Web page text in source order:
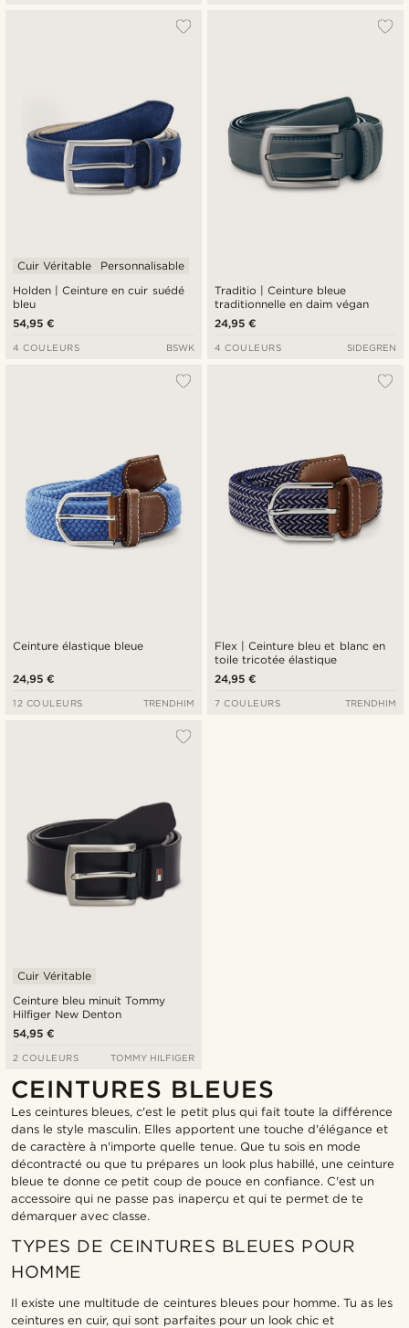
Holden | Ceinture en cuir suédé
bleu
Cuir Véritable Personnalisable
54,95 €
4 COULEURS BSWK
Traditio | Ceinture bleue
traditionnelle en daim végan
24,95 €
4 COULEURS SIDEGREN
Ceinture élastique bleue
24,95 €
12 COULEURS TRENDHIM
Flex | Ceinture bleu et blanc en
toile tricotée élastique
24,95 €
7 COULEURS TRENDHIM
Ceinture bleu minuit Tommy
Hilfiger New Denton
Cuir Véritable
54,95 €
2 COULEURS TOMMY HILFIGER
CEINTURES BLEUES
Les ceintures bleues, c'est le petit plus qui fait toute la différence
dans le style masculin. Elles apportent une touche d'élégance et
de caractère à n'importe quelle tenue. Que tu sois en mode
décontracté ou que tu prépares un look plus habillé, une ceinture
bleue te donne ce petit coup de pouce en confiance. C'est un
accessoire qui ne passe pas inaperçu et qui te permet de te
démarquer avec classe.
TYPES DE CEINTURES BLEUES POUR
HOMME
Il existe une multitude de ceintures bleues pour homme. Tu as les
ceintures en cuir, qui sont parfaites pour un look chic et